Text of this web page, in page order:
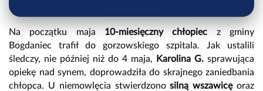
Na początku maja 10-miesięczny chłopiec z gminy
Bogdaniec trafił do gorzowskiego szpitala. Jak ustalili
śledczy, nie później niż do 4 maja,
Karolina G. sprawująca
opiekę nad synem, doprowadziła do skrajnego zaniedbania
chłopca. U niemowlęcia stwierdzonosilną wszawicęoraz